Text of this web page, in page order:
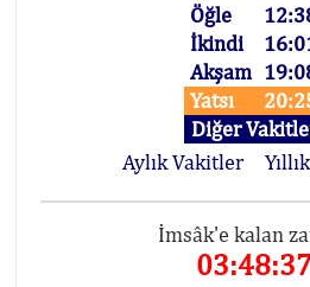
Öğle
İkindi
Akşam
Yatsı
Diğer
Aylık Vakitler
İmsâk'e kalan